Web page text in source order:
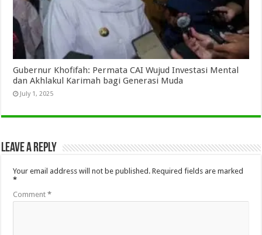
Gubernur Khofifah: Permata CAI Wujud Investasi Mental
dan Akhlakul Karimah bagi Generasi Muda
July 1, 2025
Leave a Reply
Your email address will not be published. Required fields are marked
*
Comment*